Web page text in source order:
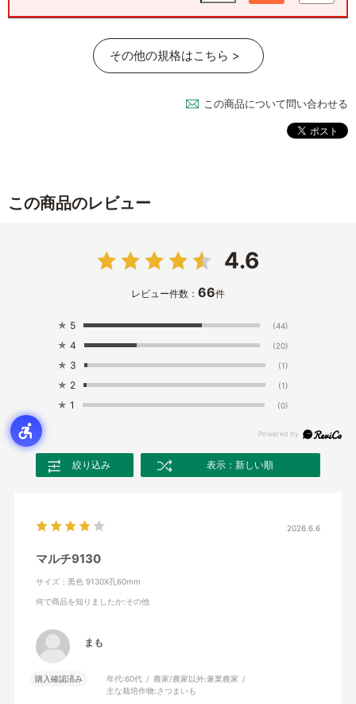
その他の規格はこちら >
この商品について問い合わせる
この商品のレビュー
4.6
レビュー件数： 66件
★ 5 (44)
★ 4 (20)
★ 3 (1)
★ 2 (1)
★ 1 (0)
絞り込み 表示：新しい順
2026.6.6
マルチ9130
サイズ：黒色 9130X孔60mm
何で商品を知りましたか:その他
まも
購入確認済み 年代:60代 農家/農家以外:兼業農家
主な栽培作物:さつまいも